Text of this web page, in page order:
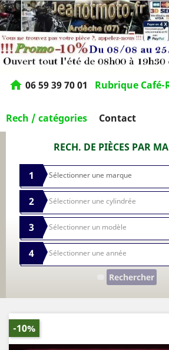
home 06 59 39 70 01 Rubrique Café-
Rech / catégories Contact
RECH. DE PIÈCES PAR
1
2
3
4
Rechercher
-10%